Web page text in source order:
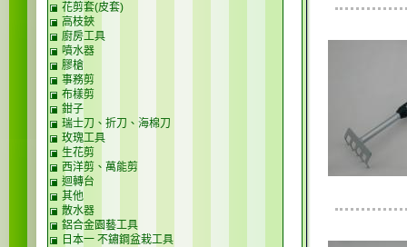
花剪套(皮套)
高枝鋏
廚房工具
噴水器
膠槍
事務剪
布樣剪
鉗子
瑞士刀、折刀、海棉刀
玫瑰工具
生花剪
西洋剪、萬能剪
迴轉台
其他
散水器
鋁合金園藝工具
日本一 不鏽鋼盆栽工具